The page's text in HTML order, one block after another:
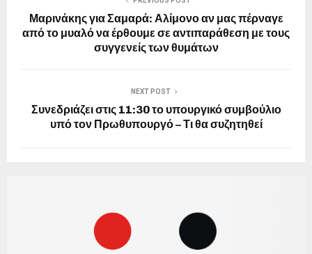
Μαρινάκης για Σαμαρά: Αλίμονο αν μας πέρναγε
από το μυαλό να έρθουμε σε αντιπαράθεση με τους
συγγενείς των θυμάτων
NEXT POST
Συνεδριάζει στις 11:30 το υπουργικό συμβούλιο
υπό τον Πρωθυπουργό – Τι θα συζητηθεί